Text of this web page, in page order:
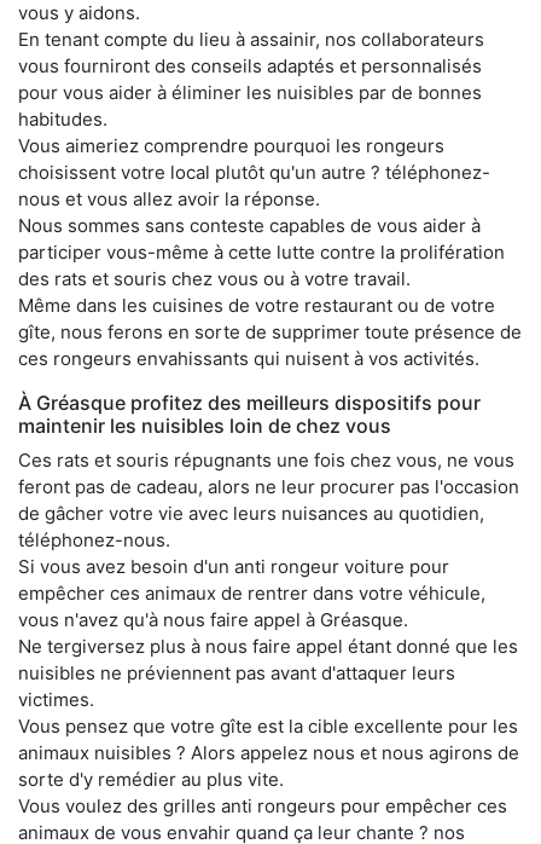
vous y aidons.
En tenant compte du lieu à assainir, nos collaborateurs
vous fourniront des conseils adaptés et personnalisés
pour vous aider à éliminer les nuisibles par de bonnes
habitudes.
Vous aimeriez comprendre pourquoi les rongeurs
choisissent votre local plutôt qu'un autre ? téléphonez-
nous et vous allez avoir la réponse.
Nous sommes sans conteste capables de vous aider à
participer vous-même à cette lutte contre la prolifération
des rats et souris chez vous ou à votre travail.
Même dans les cuisines de votre restaurant ou de votre
gîte, nous ferons en sorte de supprimer toute présence de
ces rongeurs envahissants qui nuisent à vos activités.
À Gréasque profitez des meilleurs dispositifs pour
maintenir les nuisibles loin de chez vous
Ces rats et souris répugnants une fois chez vous, ne vous
feront pas de cadeau, alors ne leur procurer pas l'occasion
de gâcher votre vie avec leurs nuisances au quotidien,
téléphonez-nous.
Si vous avez besoin d'un anti rongeur voiture pour
empêcher ces animaux de rentrer dans votre véhicule,
vous n'avez qu'à nous faire appel à Gréasque.
Ne tergiversez plus à nous faire appel étant donné que les
nuisibles ne préviennent pas avant d'attaquer leurs
victimes.
Vous pensez que votre gîte est la cible excellente pour les
animaux nuisibles ? Alors appelez nous et nous agirons de
sorte d'y remédier au plus vite.
Vous voulez des grilles anti rongeurs pour empêcher ces
animaux de vous envahir quand ça leur chante ? nos